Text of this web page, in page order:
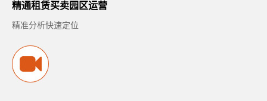
精通租赁买卖园区运营
精准分析快速定位